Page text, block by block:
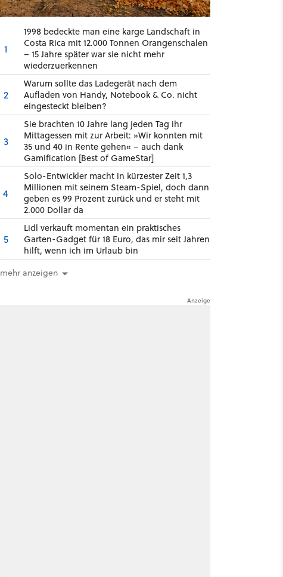
1
1998 bedeckte man eine karge Landschaft in
Costa Rica mit 12.000 Tonnen Orangenschalen
– 15 Jahre später war sie nicht mehr
wiederzuerkennen
2
Warum sollte das Ladegerät nach dem
Aufladen von Handy, Notebook & Co. nicht
eingesteckt bleiben?
3
Sie brachten 10 Jahre lang jeden Tag ihr
Mittagessen mit zur Arbeit: »Wir konnten mit
35 und 40 in Rente gehen« – auch dank
Gamification [Best of GameStar]
4
Solo-Entwickler macht in kürzester Zeit 1,3
Millionen mit seinem Steam-Spiel, doch dann
geben es 99 Prozent zurück und er steht mit
2.000 Dollar da
5
Lidl verkauft momentan ein praktisches
Garten-Gadget für 18 Euro, das mir seit Jahren
hilft, wenn ich im Urlaub bin
mehr anzeigen